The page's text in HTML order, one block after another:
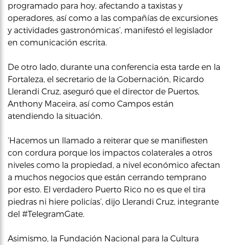
programado para hoy, afectando a taxistas y
operadores, así como a las compañías de excursiones
y actividades gastronómicas’, manifestó el legislador
en comunicación escrita.
De otro lado, durante una conferencia esta tarde en la
Fortaleza, el secretario de la Gobernación, Ricardo
Llerandi Cruz, aseguró que el director de Puertos,
Anthony Maceira, así como Campos están
atendiendo la situación.
‘Hacemos un llamado a reiterar que se manifiesten
con cordura porque los impactos colaterales a otros
niveles como la propiedad, a nivel económico afectan
a muchos negocios que están cerrando temprano
por esto. El verdadero Puerto Rico no es que el tira
piedras ni hiere policías’, dijo Llerandi Cruz, integrante
del #TelegramGate.
Asimismo, la Fundación Nacional para la Cultura